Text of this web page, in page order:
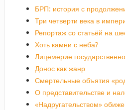
БРП: история с
Три четверти века в
Репортаж со статьёй на
Хоть камни с неба?
Лицемерие
Донос как жанр
Смертельные объятия
О представительстве и
«Надругательством»